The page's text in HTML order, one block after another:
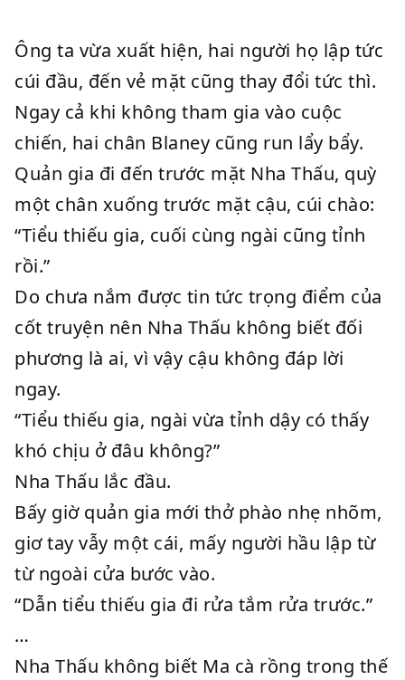
Ông ta vừa xuất hiện, hai người họ lập tức
cúi đầu, đến vẻ mặt cũng thay đổi tức thì.
Ngay cả khi không tham gia vào cuộc
chiến, hai chân Blaney cũng run lẩy bẩy.
Quản gia đi đến trước mặt Nha Thấu, quỳ
một chân xuống trước mặt cậu, cúi chào:
“Tiểu thiếu gia, cuối cùng ngài cũng tỉnh
rồi.”
Do chưa nắm được tin tức trọng điểm của
cốt truyện nên Nha Thấu không biết đối
phương là ai, vì vậy cậu không đáp lời
ngay.
“Tiểu thiếu gia, ngài vừa tỉnh dậy có thấy
khó chịu ở đâu không?”
Nha Thấu lắc đầu.
Bấy giờ quản gia mới thở phào nhẹ nhõm,
giơ tay vẫy một cái, mấy người hầu lập từ
từ ngoài cửa bước vào.
“Dẫn tiểu thiếu gia đi rửa tắm rửa trước.”
…
Nha Thấu không biết Ma cà rồng trong thế